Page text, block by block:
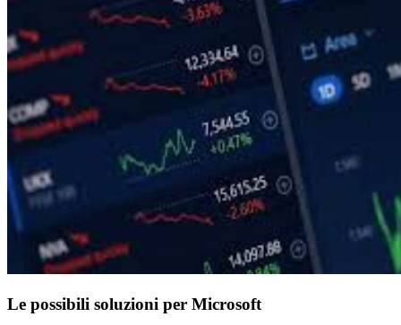
Le possibili soluzioni per Microsoft